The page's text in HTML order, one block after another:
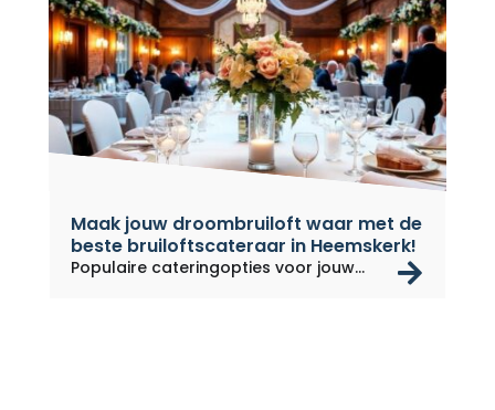
Maak jouw droombruiloft waar met de
beste bruiloftscateraar in Heemskerk!
Populaire cateringopties voor jouw...